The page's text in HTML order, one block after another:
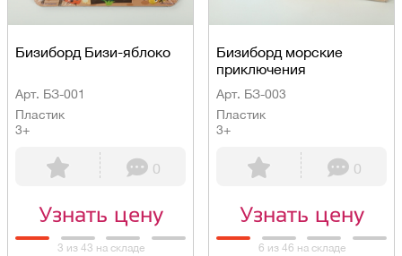
Бизиборд Бизи-яблоко
Арт. БЗ-001
Пластик
3+
0
Узнать цену
3 из 43 на складе
Бизиборд морские
приключения
Арт. БЗ-003
Пластик
3+
0
Узнать цену
6 из 46 на складе